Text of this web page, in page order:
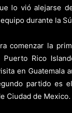
lo vió alejarse
durante la
comenzar la
Rico
en Guatemala
partido es
Ciudad de Mexico.